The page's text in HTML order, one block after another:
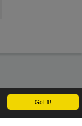
Got it!